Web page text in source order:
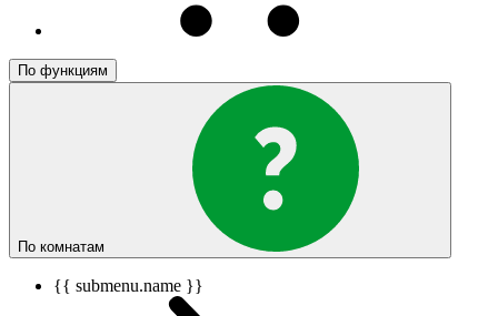
По функциям
По комнатам
{{ submenu.name }}